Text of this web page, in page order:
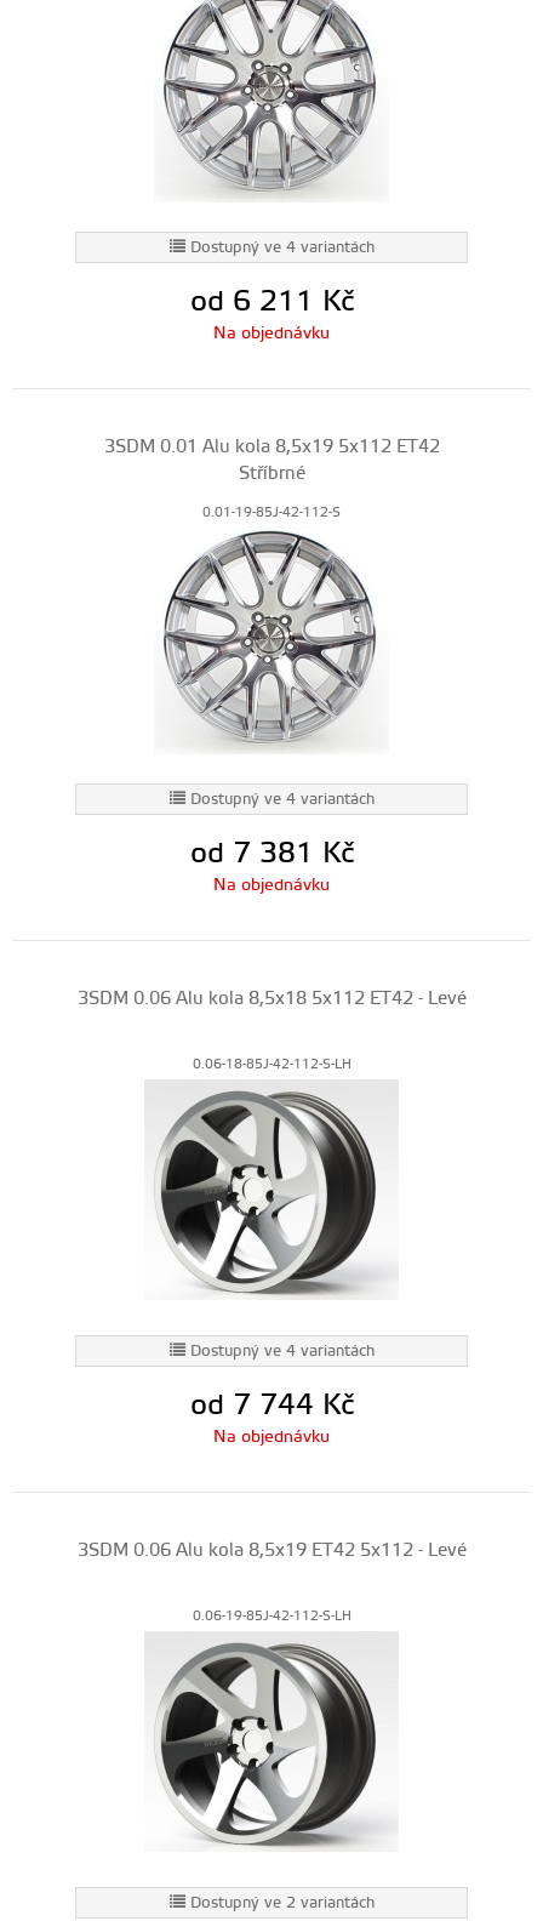
Dostupný ve 4 variantách
od 6 211 Kč
Na objednávku
3SDM 0.01 Alu kola 8,5x19 5x112 ET42
Stříbrné
0.01-19-85J-42-112-S
Dostupný ve 4 variantách
od 7 381 Kč
Na objednávku
3SDM 0.06 Alu kola 8,5x18 5x112 ET42 - Levé
0.06-18-85J-42-112-S-LH
Dostupný ve 4 variantách
od 7 744 Kč
Na objednávku
3SDM 0.06 Alu kola 8,5x19 ET42 5x112 - Levé
0.06-19-85J-42-112-S-LH
Dostupný ve 2 variantách